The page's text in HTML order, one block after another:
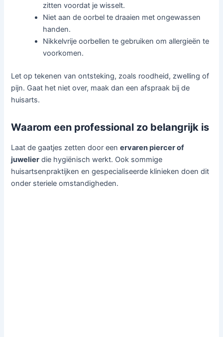
zitten voordat je wisselt.
Niet aan de oorbel te draaien met ongewassen
handen.
Nikkelvrije oorbellen te gebruiken om allergieën te
voorkomen.
Let op tekenen van ontsteking, zoals roodheid, zwelling of
pijn. Gaat het niet over, maak dan een afspraak bij de
huisarts.
Waarom een professional zo belangrijk is
Laat de gaatjes zetten door eenervaren piercer of
juwelier die hygiënisch werkt. Ook sommige
huisartsenpraktijken en gespecialiseerde klinieken doen dit
onder steriele omstandigheden.